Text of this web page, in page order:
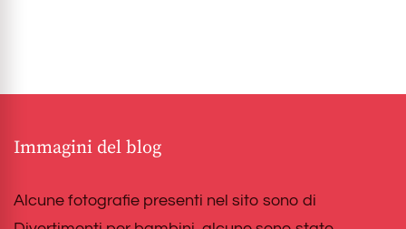
Immagini del blog
Alcune fotografie presenti nel sito sono di